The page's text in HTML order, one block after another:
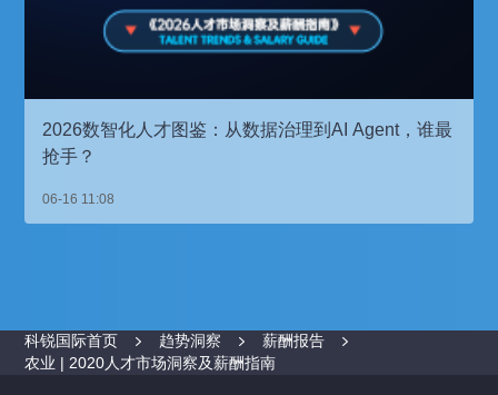
2026数智化人才图鉴：从数据治理到AI Agent，谁最
抢手？
06-16 11:08
科锐国际首页 趋势洞察
薪酬报告
农业 | 2020人才市场洞察及薪酬指南